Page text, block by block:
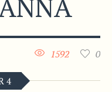
0
1592
4